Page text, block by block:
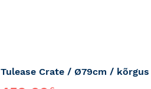
Tulease Crate / Ø79cm /